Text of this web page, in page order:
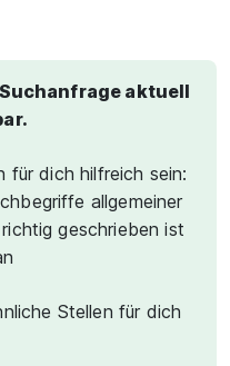
aktuell
für dich hilfreich sein:
allgemeiner
geschrieben ist
Stellen für dich